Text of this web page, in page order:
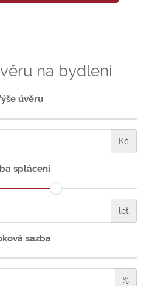
na bydlení
úvěru
Kč
splácení
let
sazba
%